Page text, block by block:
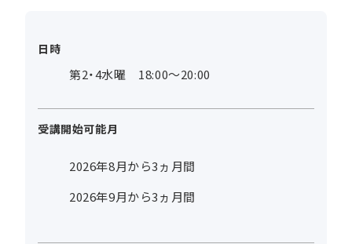
日時
第2・4水曜 18:00～20:00
受講開始可能月
2026年8月から3ヵ月間
2026年9月から3ヵ月間